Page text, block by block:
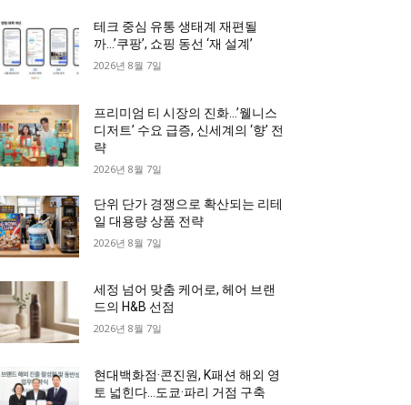
테크 중심 유통 생태계 재편될
까…’쿠팡’, 쇼핑 동선 ‘재 설계’
2026년 8월 7일
프리미엄 티 시장의 진화…’웰니스
디저트’ 수요 급증, 신세계의 ‘향’ 전
략
2026년 8월 7일
단위 단가 경쟁으로 확산되는 리테
일 대용량 상품 전략
2026년 8월 7일
세정 넘어 맞춤 케어로, 헤어 브랜
드의 H&B 선점
2026년 8월 7일
현대백화점·콘진원, K패션 해외 영
토 넓힌다…도쿄·파리 거점 구축